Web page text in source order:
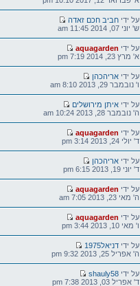
הודעה
אחרונה
על ידי חביב חכם זאדה
ש' יוני 07, 2014 11:45 am
הודעה
אחרונה
על ידי aquagarden
א' מרץ 23, 2014 7:19 pm
הודעה
אחרונה
על ידי אריהכהן
ו' נובמבר 29, 2013 8:10 am
הודעה
אחרונה
על ידי איתן מירושלים
ה' נובמבר 28, 2013 10:24 am
הודעה
אחרונה
על ידי aquagarden
ד' יולי 24, 2013 3:14 pm
הודעה
אחרונה
על ידי אריהכהן
ד' יוני 19, 2013 6:15 pm
הודעה
אחרונה
על ידי aquagarden
ה' מאי 23, 2013 7:05 am
הודעה
אחרונה
על ידי aquagarden
ו' מאי 10, 2013 3:44 pm
הודעה
אחרונה
על ידי דניאל1975
ה' אפריל 25, 2013 9:32 pm
הודעה
אחרונה
על ידי shauly58
ד' אפריל 03, 2013 7:38 pm